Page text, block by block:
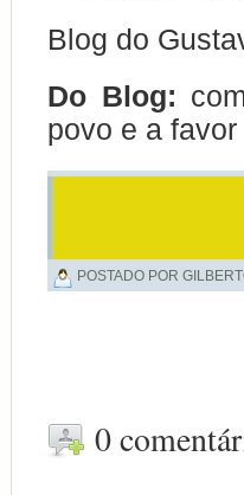
Blog do
Do Blog:
povo e a
POSTADO POR
0